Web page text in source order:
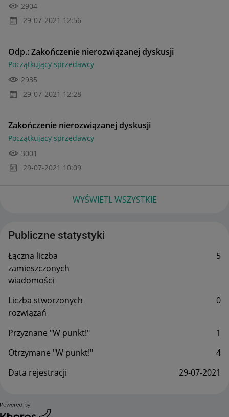
2904
‎29-07-2021 12:56
Odp.: Zakończenie nierozwiązanej dyskusji
Początkujący sprzedawcy
2935
‎29-07-2021 12:28
Zakończenie nierozwiązanej dyskusji
Początkujący sprzedawcy
3001
‎29-07-2021 10:09
WYŚWIETL WSZYSTKIE
Publiczne statystyki
Łączna liczba
zamieszczonych
wiadomości
5
Liczba stworzonych
rozwiązań
0
Przyznane "W punkt!"
1
Otrzymane "W punkt!"
4
Data rejestracji
‎29-07-2021